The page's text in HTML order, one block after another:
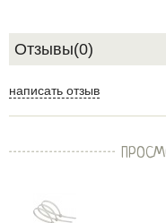
Отзывы(0)
написать отзыв